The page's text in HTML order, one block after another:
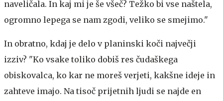
naveličala. In kaj mi je še všeč? Težko bi vse naštela,
ogromno lepega se nam zgodi, veliko se smejimo."
In obratno, kdaj je delo v planinski koči največji
izziv? "Ko vsake toliko dobiš res čudaškega
obiskovalca, ko kar ne moreš verjeti, kakšne ideje in
zahteve imajo. Na tisoč prijetnih ljudi se najde en